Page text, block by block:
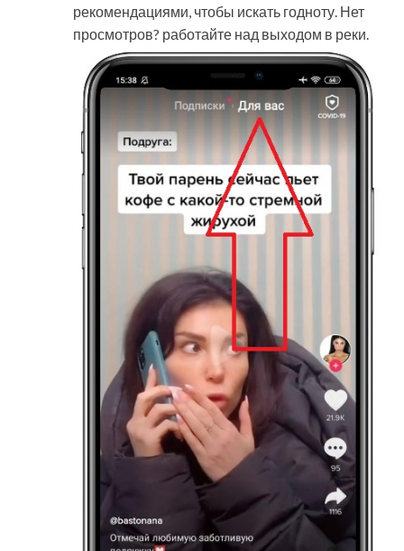
рекомендациями, чтобы искать годноту. Нет
просмотров? работайте над выходом в реки.